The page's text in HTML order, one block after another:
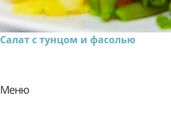
Салат с тунцом и фасолью
Меню